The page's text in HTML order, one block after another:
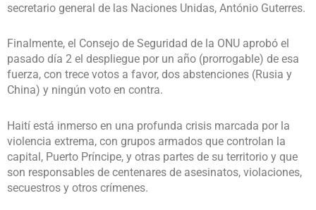
secretario general de las Naciones Unidas, António Guterres.
Finalmente, el Consejo de Seguridad de la ONU aprobó el
pasado día 2 el despliegue por un año (prorrogable) de esa
fuerza, con trece votos a favor, dos abstenciones (Rusia y
China) y ningún voto en contra.
Haití está inmerso en una profunda crisis marcada por la
violencia extrema, con grupos armados que controlan la
capital, Puerto Príncipe, y otras partes de su territorio y que
son responsables de centenares de asesinatos, violaciones,
secuestros y otros crímenes.